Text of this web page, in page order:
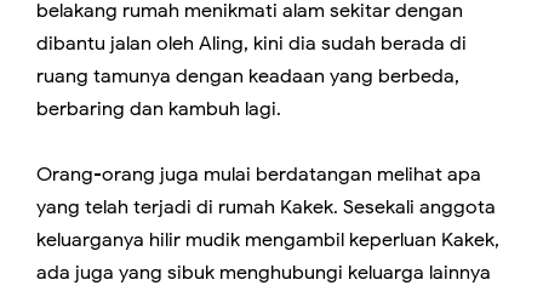
belakang rumah menikmati alam sekitar dengan
dibantu jalan oleh Aling, kini dia sudah berada di
ruang tamunya dengan keadaan yang berbeda,
berbaring dan kambuh lagi.
Orang-orang juga mulai berdatangan melihat apa
yang telah terjadi di rumah Kakek. Sesekali anggota
keluarganya hilir mudik mengambil keperluan Kakek,
ada juga yang sibuk menghubungi keluarga lainnya